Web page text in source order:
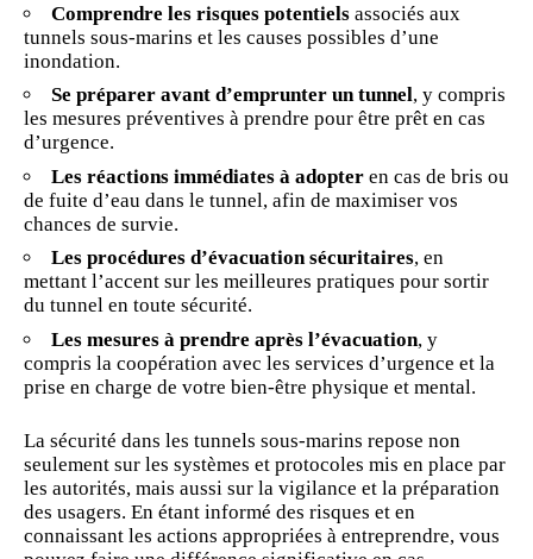
Comprendre les risques potentiels associés aux
tunnels sous-marins et les causes possibles d’une
inondation.
Se préparer avant d’emprunter un tunnel, y compris
les mesures préventives à prendre pour être prêt en cas
d’urgence.
Les réactions immédiates à adopter en cas de bris ou
de fuite d’eau dans le tunnel, afin de maximiser vos
chances de survie.
Les procédures d’évacuation sécuritaires, en
mettant l’accent sur les meilleures pratiques pour sortir
du tunnel en toute sécurité.
Les mesures à prendre après l’évacuation, y
compris la coopération avec les services d’urgence et la
prise en charge de votre bien-être physique et mental.
La sécurité dans les tunnels sous-marins repose non
seulement sur les systèmes et protocoles mis en place par
les autorités, mais aussi sur la vigilance et la préparation
des usagers. En étant informé des risques et en
connaissant les actions appropriées à entreprendre, vous